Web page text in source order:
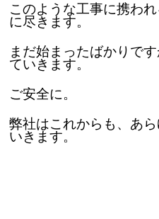
このような工事に携わ
に尽きます。
まだ始まったばかりで
ていきます。
ご安全に。
弊社はこれからも、あ
いきます。